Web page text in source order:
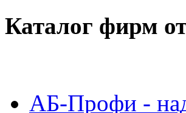
Каталог фирм
АБ-Профи -